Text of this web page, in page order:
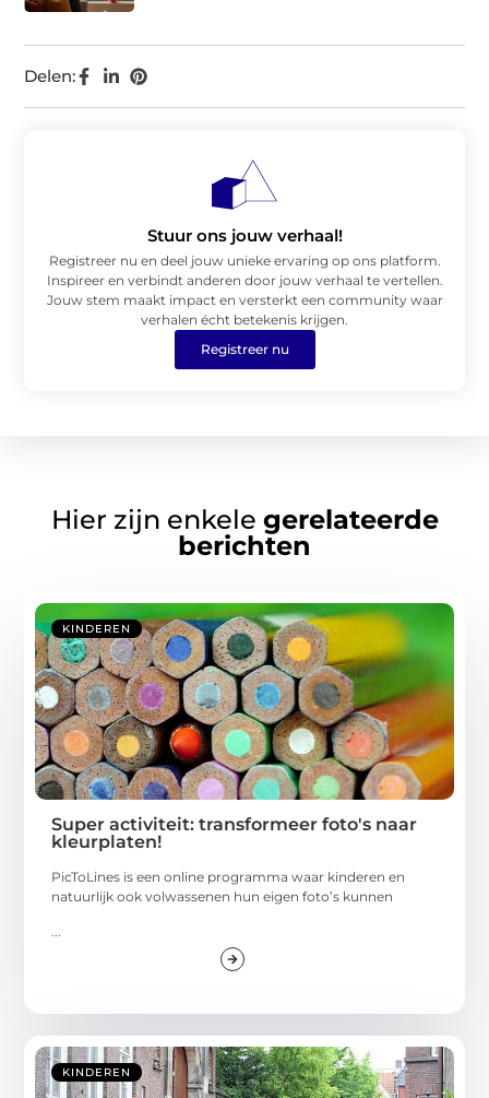
Delen:
Stuur ons jouw verhaal!
Registreer nu en deel jouw unieke ervaring op ons platform.
Inspireer en verbindt anderen door jouw verhaal te vertellen.
Jouw stem maakt impact en versterkt een community waar
verhalen écht betekenis krijgen.
Registreer nu
Hier zijn enkele gerelateerde
berichten
KINDEREN
Super activiteit: transformeer foto's naar
kleurplaten!
PicToLines is een online programma waar kinderen en
natuurlijk ook volwassenen hun eigen foto’s kunnen
...
KINDEREN